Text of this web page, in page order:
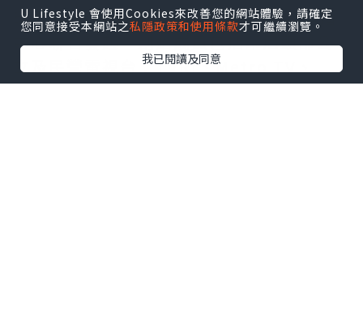
印尼FAST媒體聯盟由Coolita與五洲傳播
中心聯合發起，創始成員包括印尼頭部公
立及民營電視台：TVRI、Metro TV、
GARUDA TV、BTV、Jawa Pos
U Lifestyle 會使用Cookies來改善您的網站體驗，請確定
您同意接受本網站之私隱政策和使用條款才可繼續瀏覽。
我已閱讀及同意